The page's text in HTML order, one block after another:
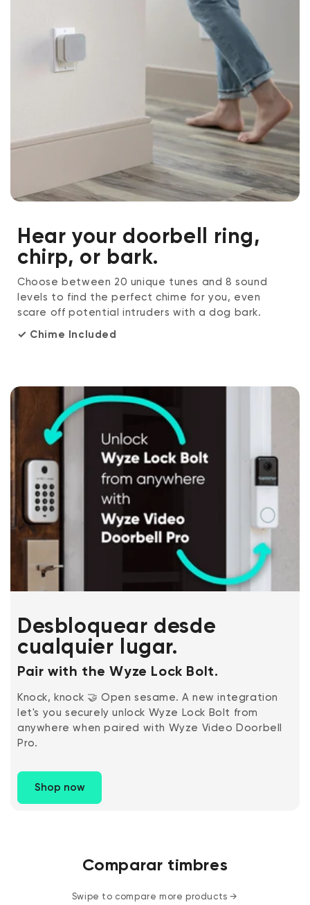
Hear your doorbell ring,
chirp, or bark.
Choose between 20 unique tunes and 8 sound
levels to find the perfect chime for you, even
scare off potential intruders with a dog bark.
✓ Chime Included
Desbloquear desde
cualquier lugar.
Pair with the Wyze Lock Bolt.
Knock, knock 🤝 Open sesame. A new integration
let's you securely unlock Wyze Lock Bolt from
anywhere when paired with Wyze Video Doorbell
Pro.
Shop now
Comparar timbres
Swipe to compare more products →